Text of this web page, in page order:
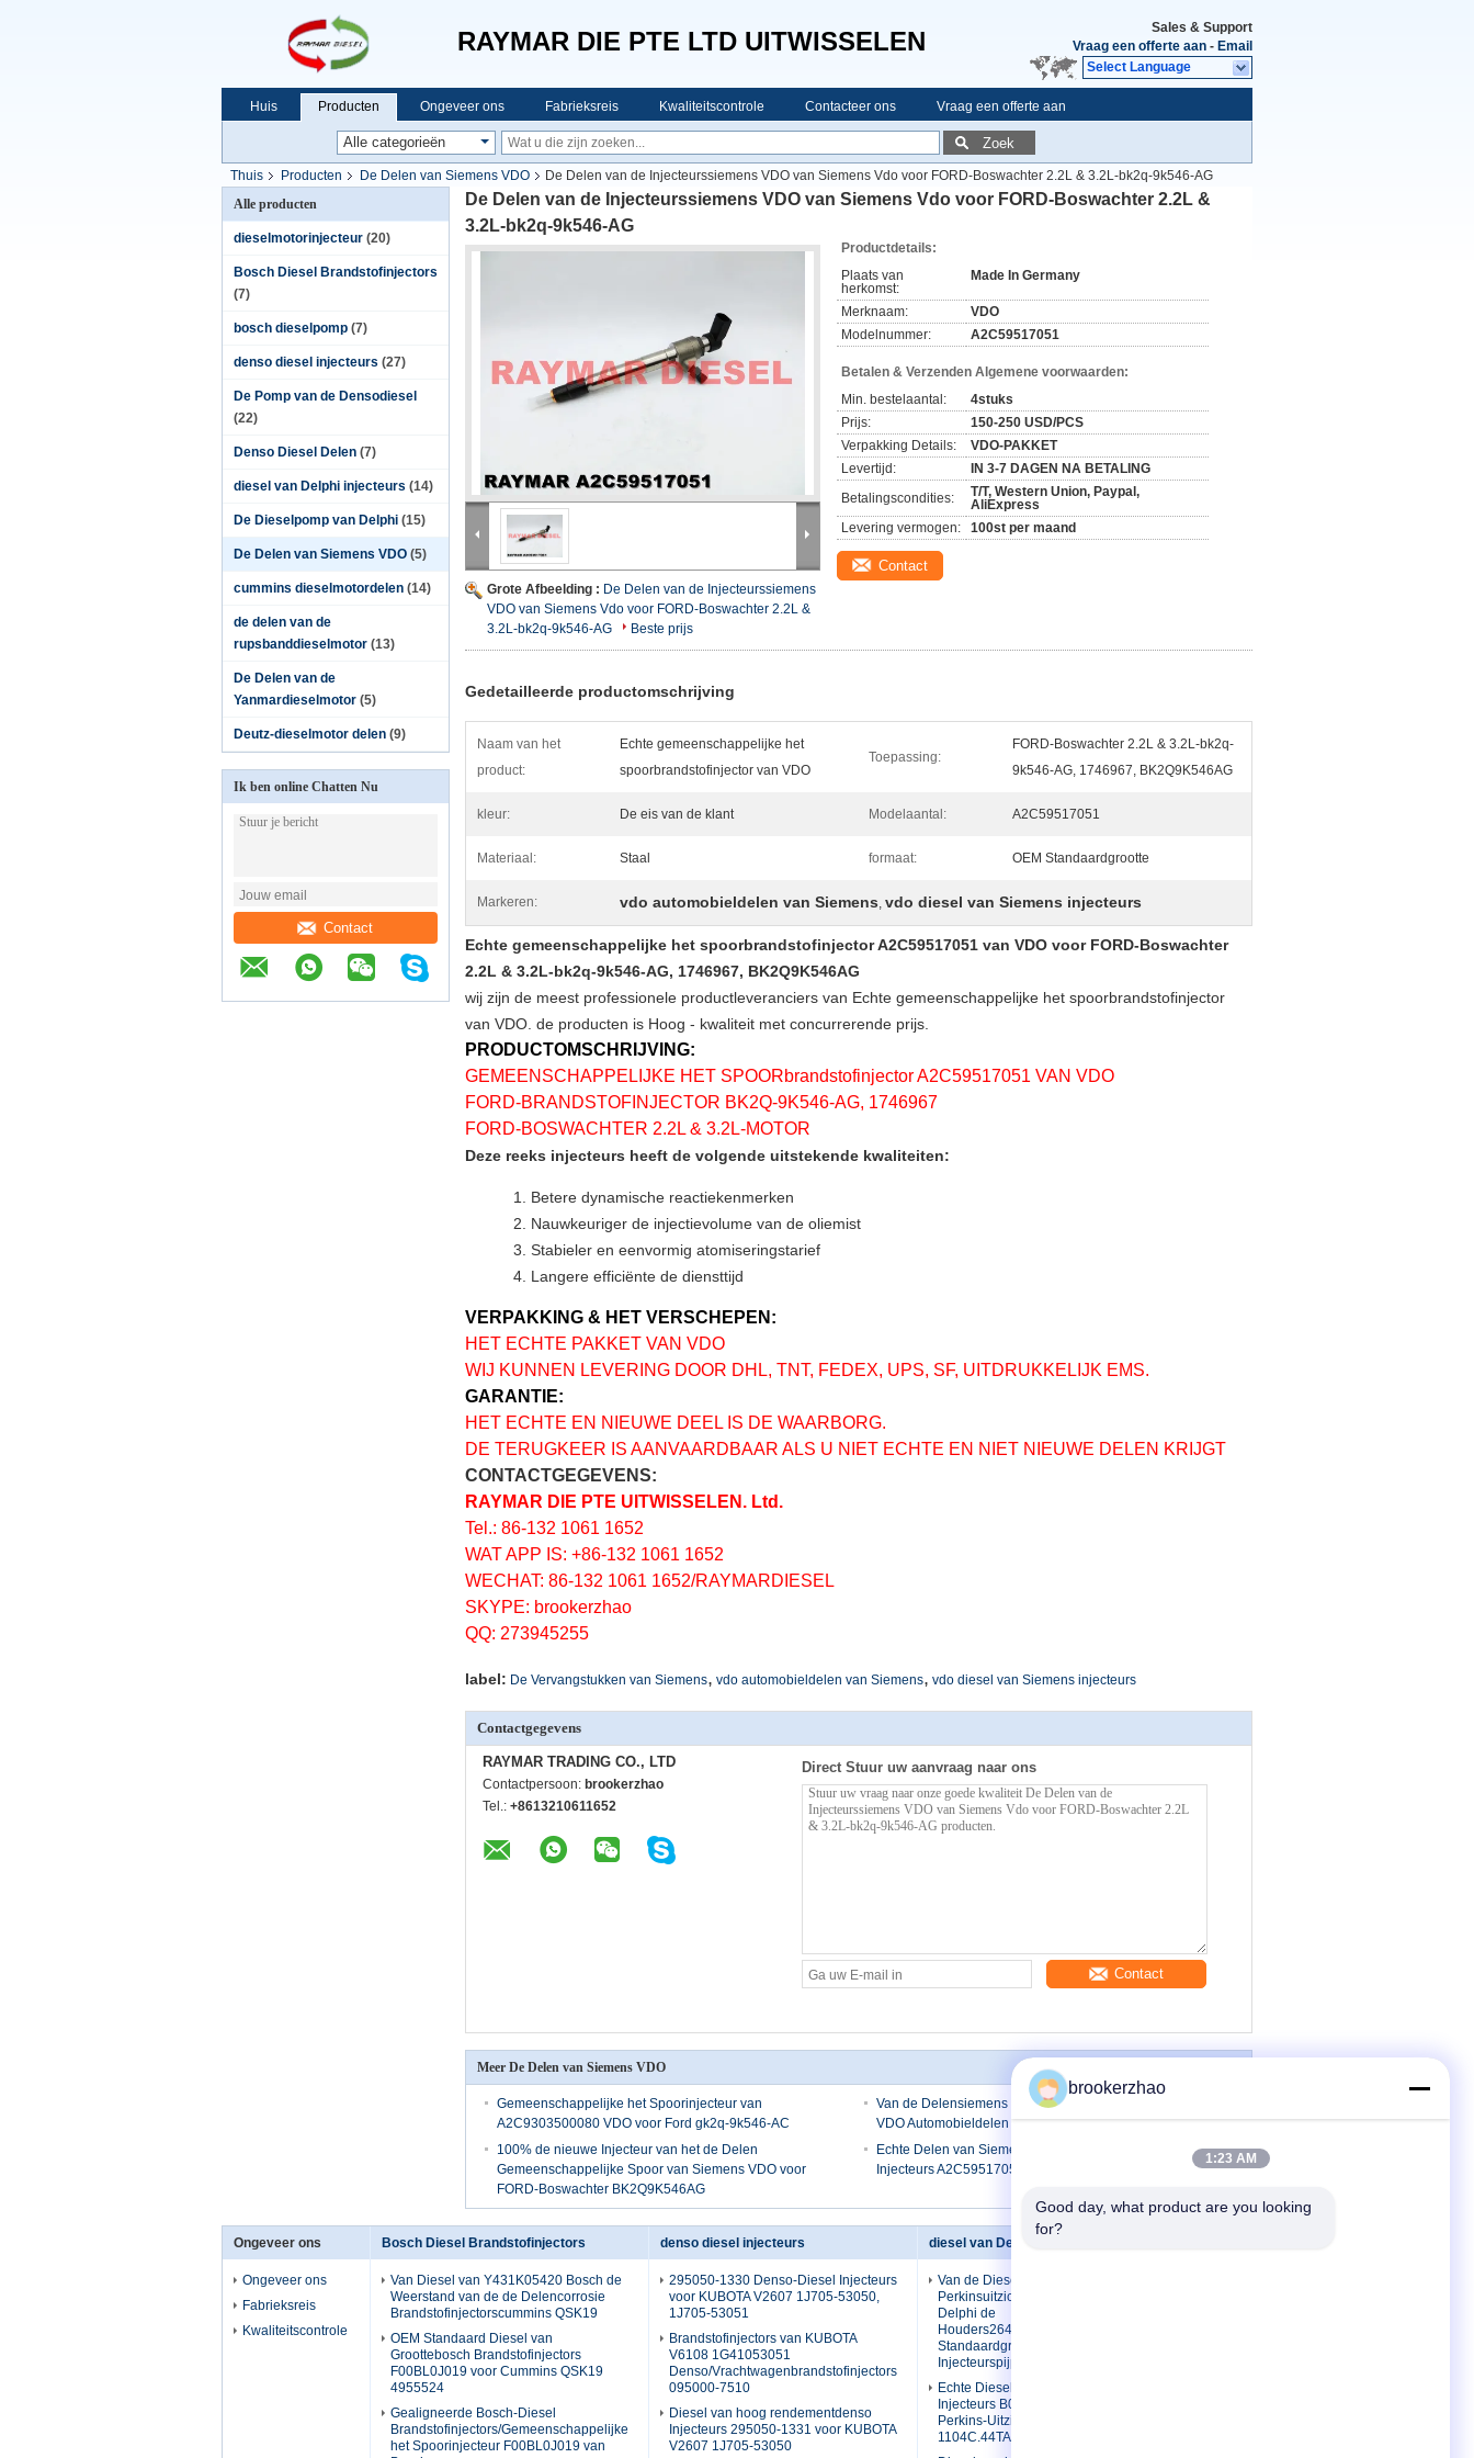
RAYMAR DIE PTE LTD UITWISSELEN
Sales & Support
Vraag een offerte aan - Email
Select Language
Huis Producten Ongeveer ons Fabrieksreis Kwaliteitscontrole Contacteer ons Vraag een offerte aan
Zoek
Thuis Producten De Delen van Siemens VDO
De Delen van de Injecteurssiemens VDO van Siemens Vdo voor FORD-Boswachter 2.2L & 3.2L-bk2q-9k546-AG
Alle producten
dieselmotorinjecteur (20)
Bosch Diesel Brandstofinjectors
(7)
bosch dieselpomp (7)
denso diesel injecteurs (27)
De Pomp van de Densodiesel
(22)
Denso Diesel Delen (7)
diesel van Delphi injecteurs (14)
De Dieselpomp van Delphi (15)
De Delen van Siemens VDO (5)
cummins dieselmotordelen (14)
de delen van de
rupsbanddieselmotor (13)
De Delen van de
Yanmardieselmotor (5)
Deutz-dieselmotor delen (9)
Ik ben online Chatten Nu
Contact
De Delen van de Injecteurssiemens VDO van Siemens Vdo voor FORD-Boswachter 2.2L &
3.2L-bk2q-9k546-AG
Grote Afbeelding : De Delen van de Injecteurssiemens
VDO van Siemens Vdo voor FORD-Boswachter 2.2L &
3.2L-bk2q-9k546-AG
Beste prijs
Productdetails:
Plaats van
herkomst:
Made In Germany
Merknaam:
VDO
Modelnummer:
A2C59517051
Betalen & Verzenden Algemene voorwaarden:
Min. bestelaantal:
4stuks
Prijs:
150-250 USD/PCS
Verpakking Details:
VDO-PAKKET
Levertijd:
IN 3-7 DAGEN NA BETALING
Betalingscondities:
T/T, Western Union, Paypal,
AliExpress
Levering vermogen:
100st per maand
Contact
Gedetailleerde productomschrijving
Naam van het
product:
Echte gemeenschappelijke het
spoorbrandstofinjector van VDO
Toepassing:
FORD-Boswachter 2.2L & 3.2L-bk2q-
9k546-AG, 1746967, BK2Q9K546AG
kleur: De eis van de klant Modelaantal: A2C59517051
Materiaal: Staal formaat: OEM Standaardgrootte
Markeren: vdo automobieldelen van Siemens, vdo diesel van Siemens injecteurs
Echte gemeenschappelijke het spoorbrandstofinjector A2C59517051 van VDO voor FORD-Boswachter
2.2L & 3.2L-bk2q-9k546-AG, 1746967, BK2Q9K546AG
wij zijn de meest professionele productleveranciers van Echte gemeenschappelijke het spoorbrandstofinjector
van VDO. de producten is Hoog - kwaliteit met concurrerende prijs.
PRODUCTOMSCHRIJVING:
GEMEENSCHAPPELIJKE HET SPOORbrandstofinjector A2C59517051 VAN VDO
FORD-BRANDSTOFINJECTOR BK2Q-9K546-AG, 1746967
FORD-BOSWACHTER 2.2L & 3.2L-MOTOR
Deze reeks injecteurs heeft de volgende uitstekende kwaliteiten:
Betere dynamische reactiekenmerken
Nauwkeuriger de injectievolume van de oliemist
Stabieler en eenvormig atomiseringstarief
Langere efficiënte de diensttijd
VERPAKKING & HET VERSCHEPEN:
HET ECHTE PAKKET VAN VDO
WIJ KUNNEN LEVERING DOOR DHL, TNT, FEDEX, UPS, SF, UITDRUKKELIJK EMS.
GARANTIE:
HET ECHTE EN NIEUWE DEEL IS DE WAARBORG.
DE TERUGKEER IS AANVAARDBAAR ALS U NIET ECHTE EN NIET NIEUWE DELEN KRIJGT
CONTACTGEGEVENS:
RAYMAR DIE PTE UITWISSELEN. Ltd.
Tel.: 86-132 1061 1652
WAT APP IS: +86-132 1061 1652
WECHAT: 86-132 1061 1652/RAYMARDIESEL
SKYPE: brookerzhao
QQ: 273945255
label: De Vervangstukken van Siemens, vdo automobieldelen van Siemens, vdo diesel van Siemens injecteurs
Contactgegevens
RAYMAR TRADING CO., LTD
Contactpersoon: brookerzhao
Tel.: +8613210611652
Direct Stuur uw aanvraag naar ons
Contact
Meer De Delen van Siemens VDO
Gemeenschappelijke het Spoorinjecteur van
A2C9303500080 VDO voor Ford gk2q-9k546-AC
Van de Delensiemens Vdo van hoge Prestatiessiemens
VDO Automobieldelen A2C59517051
100% de nieuwe Injecteur van het de Delen
Gemeenschappelijke Spoor van Siemens VDO voor
FORD-Boswachter BK2Q9K546AG
Echte Delen van Siemens VDO/Siemens Vdo Diesel
Injecteurs A2C59517051 voor FORD-Boswachter
Ongeveer ons
Ongeveer ons
Fabrieksreis
Kwaliteitscontrole
Bosch Diesel Brandstofinjectors
Van Diesel van Y431K05420 Bosch de
Weerstand van de de Delencorrosie
Brandstofinjectorscummins QSK19
OEM Standaard Diesel van
Groottebosch Brandstofinjectors
F00BL0J019 voor Cummins QSK19
4955524
Gealigneerde Bosch-Diesel
Brandstofinjectors/Gemeenschappelijke
het Spoorinjecteur F00BL0J019 van
denso diesel injecteurs
295050-1330 Denso-Diesel Injecteurs
voor KUBOTA V2607 1J705-53050,
1J705-53051
Brandstofinjectors van KUBOTA
V6108 1G41053051
Denso/Vrachtwagenbrandstofinjectors
095000-7510
Diesel van hoog rendementdenso
Injecteurs 295050-1331 voor KUBOTA
V2607 1J705-53050
diesel van Delphi injecteurs
Van de Diesel van
Perkinsuitzicht Gebruikte
Delphi de
Houders2645k012
Standaardgrootte
Injecteurspijp
Echte Diesel van Delphi
Injecteurs B03301A voor
Perkins-Uitzicht
1104C.44TA 2645K012
brookerzhao
1:23 AM
Good day, what product are you looking
for?